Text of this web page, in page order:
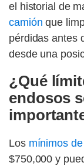
el historial de
camión que
pérdidas antes
desde una
¿Qué
endosos
Losmínimos de
$750,000 y